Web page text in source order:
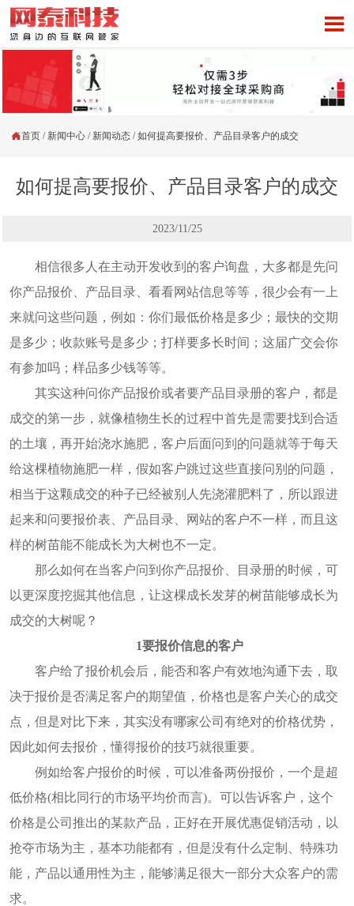

首页 / 新闻中心 / 新闻动态 /如何提高要报价、产品目录客户的成交
如何提高要报价、产品目录客户的成交
2023/11/25
相信很多人在主动开发收到的客户询盘，大多都是先问
你产品报价、产品目录、看看网站信息等等，很少会有一上
来就问这些问题，例如：你们最低价格是多少；最快的交期
是多少；收款账号是多少；打样要多长时间；这届广交会你
有参加吗；样品多少钱等等。
其实这种问你产品报价或者要产品目录册的客户，都是
成交的第一步，就像植物生长的过程中首先是需要找到合适
的土壤，再开始浇水施肥，客户后面问到的问题就等于每天
给这棵植物施肥一样，假如客户跳过这些直接问别的问题，
相当于这颗成交的种子已经被别人先浇灌肥料了，所以跟进
起来和问要报价表、产品目录、网站的客户不一样，而且这
样的树苗能不能成长为大树也不一定。
那么如何在当客户问到你产品报价、目录册的时候，可
以更深度挖掘其他信息，让这棵成长发芽的树苗能够成长为
成交的大树呢？
1要报价信息的客户
客户给了报价机会后，能否和客户有效地沟通下去，取
决于报价是否满足客户的期望值，价格也是客户关心的成交
点，但是对比下来，其实没有哪家公司有绝对的价格优势，
因此如何去报价，懂得报价的技巧就很重要。
例如给客户报价的时候，可以准备两份报价，一个是超
低价格(相比同行的市场平均价而言)。可以告诉客户，这个
价格是公司推出的某款产品，正好在开展优惠促销活动，以
抢夺市场为主，基本功能都有，但是没有什么定制、特殊功
能，产品以通用性为主，能够满足很大一部分大众客户的需
求。